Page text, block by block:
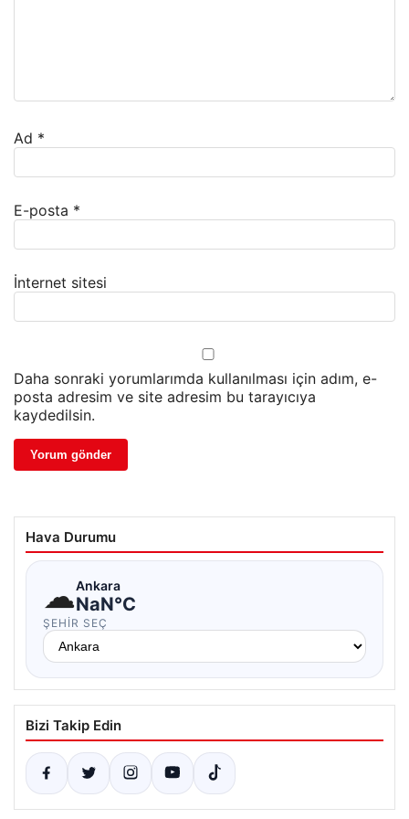
Ad *
E-posta *
İnternet sitesi
Daha sonraki yorumlarımda kullanılması için adım, e-
posta adresim ve site adresim bu tarayıcıya
kaydedilsin.
Hava Durumu
☁Ankara
NaN°C
ŞEHIR SEÇ
Bizi Takip Edin